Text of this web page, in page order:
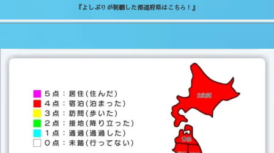
『よしぷりが制覇した都道府県はこちら！』